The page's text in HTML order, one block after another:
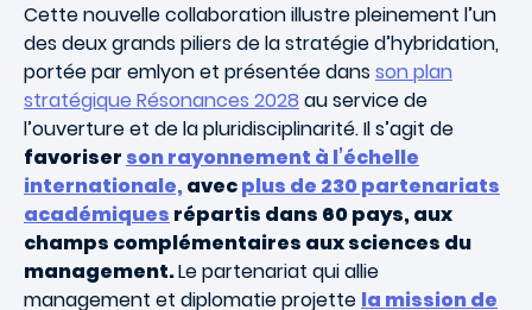
Cette nouvelle collaboration illustre pleinement l’un
des deux grands piliers de la stratégie d’hybridation,
portée par emlyon et présentée dansson plan
stratégique Résonances 2028 au service de
l’ouverture et de la pluridisciplinarité. Il s’agit de
favoriser son rayonnement à l’échelle
internationale, avecplus de 230 partenariats
académiques répartis dans 60 pays, aux
champs complémentaires aux sciences du
management.Le partenariat qui allie
management et diplomatie projette la mission de